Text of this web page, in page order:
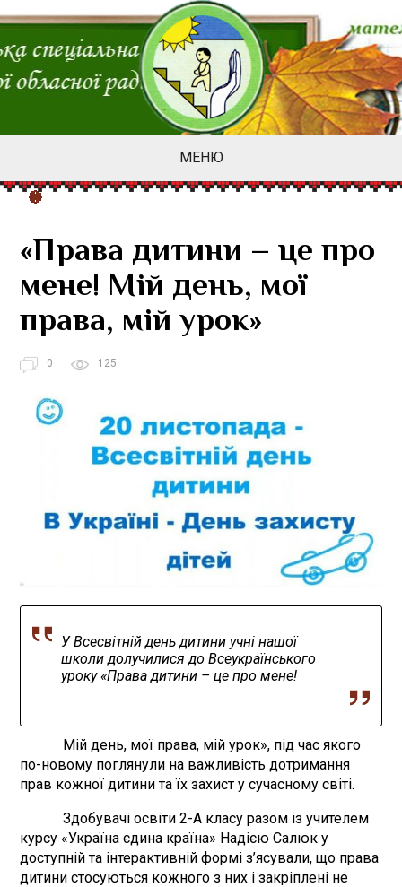
МЕНЮ
«Права дитини – це про
мене! Мій день, мої
права, мій урок»
0 125
У Всесвітній день дитини учні нашої
школи долучилися до Всеукраїнського
уроку «Права дитини – це про мене!
Мій день, мої права, мій урок», під час якого
по-новому поглянули на важливість дотримання
прав кожної дитини та їх захист у сучасному світі.
Здобувачі освіти 2-А класу разом із учителем
курсу «Україна єдина країна» Надією Салюк у
доступній та інтерактивній формі з’ясували, що права
дитини стосуються кожного з них і закріплені не